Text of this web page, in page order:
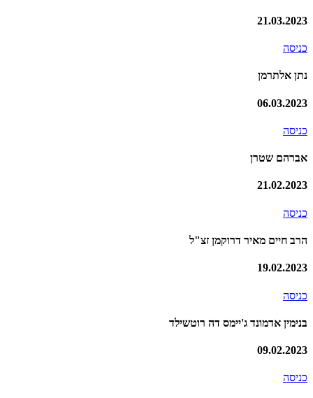
21.03.2023
כניסה
נתן אלתרמן
06.03.2023
כניסה
אברהם שטרן
21.02.2023
כניסה
הרב חיים מאיר דרוקמן זצ"ל
19.02.2023
כניסה
בנימין אדמונד ג'יימס דה רוטשילד
09.02.2023
כניסה